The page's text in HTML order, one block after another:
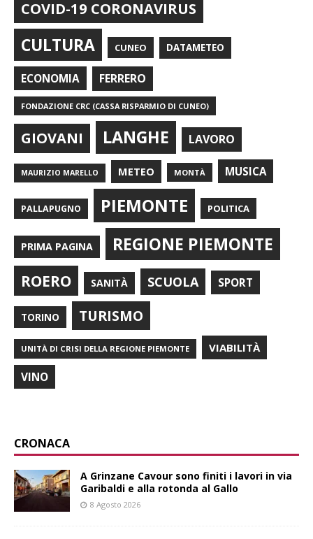
COVID-19 CORONAVIRUS
CULTURA CUNEO DATAMETEO
ECONOMIA FERRERO
FONDAZIONE CRC (CASSA RISPARMIO DI CUNEO)
GIOVANI LANGHE LAVORO
MAURIZIO MARELLO METEO MONTÀ MUSICA
PALLAPUGNO PIEMONTE POLITICA
PRIMA PAGINA REGIONE PIEMONTE
ROERO SANITÀ SCUOLA SPORT
TORINO TURISMO
UNITÀ DI CRISI DELLA REGIONE PIEMONTE VIABILITÀ
VINO
CRONACA
A Grinzane Cavour sono finiti i lavori in via
Garibaldi e alla rotonda al Gallo
8 Agosto 2026